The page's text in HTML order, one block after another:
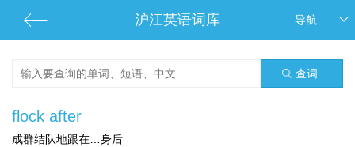
沪江英语词库 导航
查词
flock after
成群结队地跟在…身后